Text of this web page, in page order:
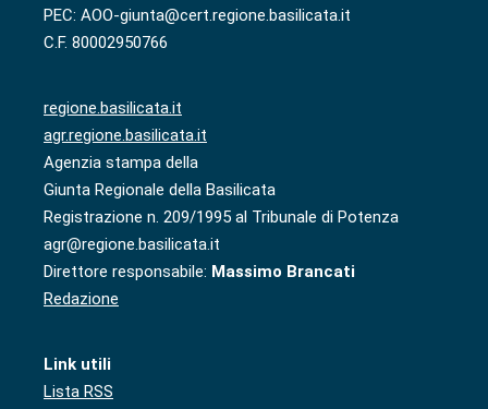
PEC: AOO-giunta@cert.regione.basilicata.it
C.F. 80002950766
regione.basilicata.it
agr.regione.basilicata.it
Agenzia stampa della
Giunta Regionale della Basilicata
Registrazione n. 209/1995 al Tribunale di Potenza
agr@regione.basilicata.it
Direttore responsabile: Massimo Brancati
Redazione
Link utili
Lista RSS